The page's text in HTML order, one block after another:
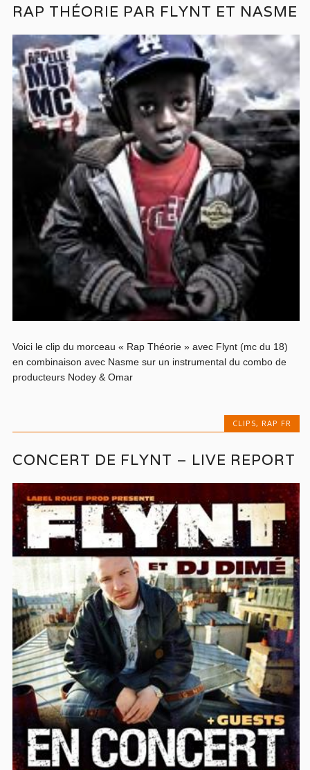
RAP THÉORIE PAR FLYNT ET NASME
Voici le clip du morceau « Rap Théorie » avec Flynt (mc du 18)
en combinaison avec Nasme sur un instrumental du combo de
producteurs Nodey & Omar
CLIPS, RAP FR
CONCERT DE FLYNT – LIVE REPORT